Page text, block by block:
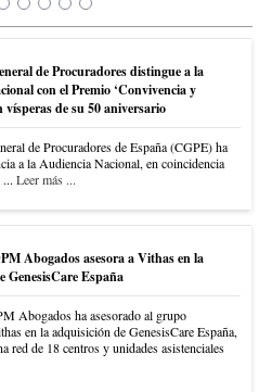
de Procuradores distingue a la
con el Premio ‘Convivencia y
vísperas de su 50 aniversario
de Procuradores de España (CGPE) ha
a la Audiencia Nacional, en coincidencia
Leer más ...
Abogados asesora a Vithas en la
GenesisCare España
Abogados ha asesorado al grupo
en la adquisición de GenesisCare España,
red de 18 centros y unidades asistenciales